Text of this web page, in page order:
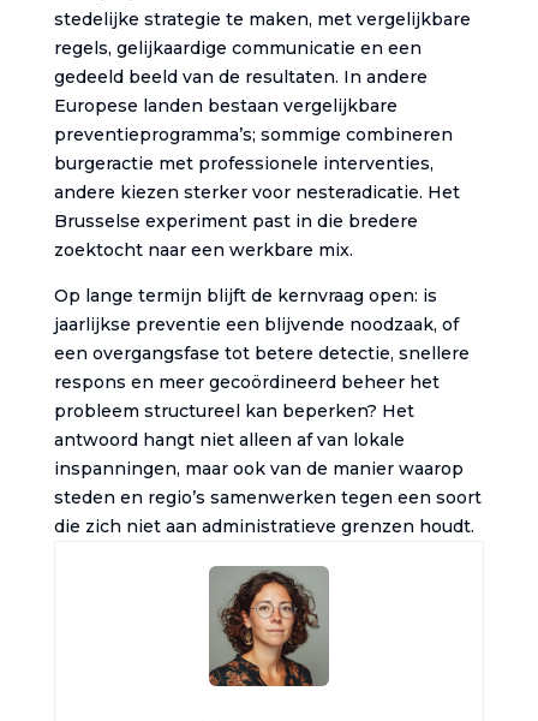
stedelijke strategie te maken, met vergelijkbare
regels, gelijkaardige communicatie en een
gedeeld beeld van de resultaten. In andere
Europese landen bestaan vergelijkbare
preventieprogramma’s; sommige combineren
burgeractie met professionele interventies,
andere kiezen sterker voor nesteradicatie. Het
Brusselse experiment past in die bredere
zoektocht naar een werkbare mix.
Op lange termijn blijft de kernvraag open: is
jaarlijkse preventie een blijvende noodzaak, of
een overgangsfase tot betere detectie, snellere
respons en meer gecoördineerd beheer het
probleem structureel kan beperken? Het
antwoord hangt niet alleen af van lokale
inspanningen, maar ook van de manier waarop
steden en regio’s samenwerken tegen een soort
die zich niet aan administratieve grenzen houdt.